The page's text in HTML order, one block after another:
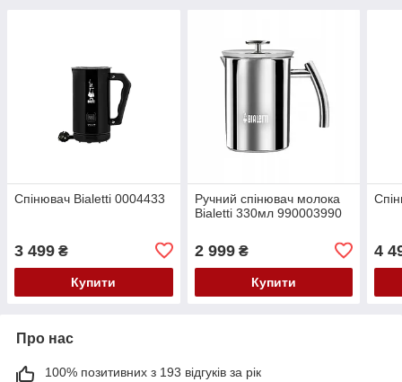
Спінювач Bialetti 0004433
3 499 ₴
Купити
Ручний спінювач молока
Bialetti 330мл 990003990
2 999₴
Купити
4
Про нас
100% позитивних з 193 відгуків за рік